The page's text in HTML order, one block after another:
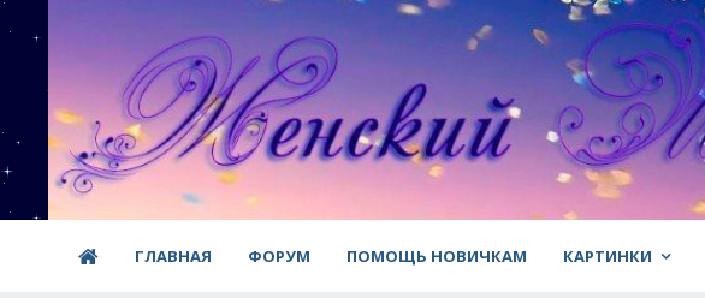
ГЛАВНАЯ ФОРУМ ПОМОЩЬ НОВИЧКАМ КАРТИНКИ